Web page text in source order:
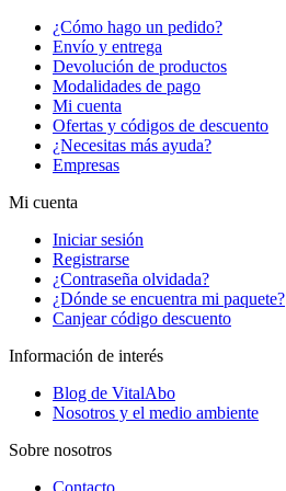
¿Cómo hago un pedido?
Envío y entrega
Devolución de productos
Modalidades de pago
Mi cuenta
Ofertas y códigos de descuento
¿Necesitas más ayuda?
Empresas
Mi cuenta
Iniciar sesión
Registrarse
¿Contraseña olvidada?
¿Dónde se encuentra mi paquete?
Canjear código descuento
Información de interés
Blog de VitalAbo
Nosotros y el medio ambiente
Sobre nosotros